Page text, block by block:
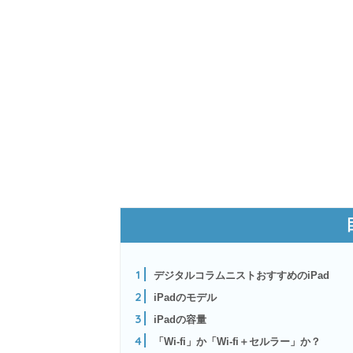
1 デジタルコラムニストおすすめのiPad
2 iPadのモデル
3 iPadの容量
4 「Wi-fi」か「Wi-fi＋セルラー」か？